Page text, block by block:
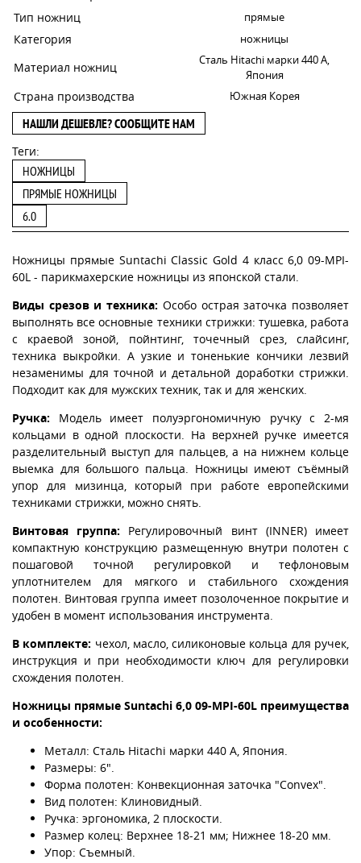
Тип ножниц прямые
Категория ножницы
Материал ножниц
Сталь Hitachi марки 440 А,
Япония
Страна производства Южная Корея
НАШЛИ ДЕШЕВЛЕ? СООБЩИТЕ НАМ
Теги:
НОЖНИЦЫ
ПРЯМЫЕ НОЖНИЦЫ
6.0
Ножницы прямые Suntachi Classic Gold 4 класс 6,0 09-MPI-
60L - парикмахерские ножницы из японской стали.
Виды срезов и техника: Особо острая заточка позволяет
выполнять все основные техники стрижки: тушевка, работа
с краевой зоной, пойнтинг, точечный срез, слайсинг,
техника выкройки. А узкие и тоненькие кончики лезвий
незаменимы для точной и детальной доработки стрижки.
Подходит как для мужских техник, так и для женских.
Ручка: Модель имеет полуэргономичную ручку с 2-мя
кольцами в одной плоскости. На верхней ручке имеется
разделительный выступ для пальцев, а на нижнем кольце
выемка для большого пальца. Ножницы имеют съёмный
упор для мизинца, который при работе европейскими
техниками стрижки, можно снять.
Винтовая группа: Регулировочный винт (INNER) имеет
компактную конструкцию размещенную внутри полотен с
пошаговой точной регулировкой и тефлоновым
уплотнителем для мягкого и стабильного схождения
полотен. Винтовая группа имеет позолоченное покрытие и
удобен в момент использования инструмента.
В комплекте: чехол, масло, силиконовые кольца для ручек,
инструкция и при необходимости ключ для регулировки
схождения полотен.
Ножницы прямые Suntachi 6,0 09-MPI-60L преимущества
и особенности:
Металл: Сталь Hitachi марки 440 А, Япония.
Размеры: 6".
Форма полотен: Конвекционная заточка "Convex".
Вид полотен: Клиновидный.
Ручка: эргономика, 2 плоскости.
Размер колец: Верхнее 18-21 мм; Нижнее 18-20 мм.
Упор: Съемный.